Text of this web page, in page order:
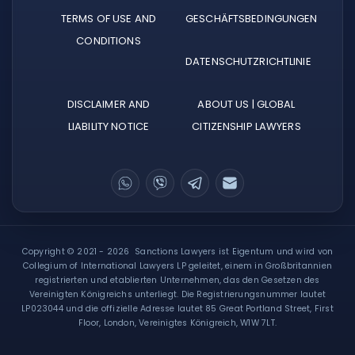
TERMS OF USE AND
CONDITIONS
GESCHÄFTSBEDINGUNGEN
DATENSCHUTZRICHTLINIE
DISCLAIMER AND
LIABILITY NOTICE
ABOUT US | GLOBAL
CITIZENSHIP LAWYERS
Copyright © 2021 - 2026 Sanctions Lawyers ist Eigentum und wird von
Collegium of International Lawyers LP geleitet, einem in Großbritannien
registrierten und etablierten Unternehmen, das den Gesetzen des
Vereinigten Königreichs unterliegt. Die Registrierungsnummer lautet
LP023044 und die offizielle Adresse lautet 85 Great Portland Street, First
Floor, London, Vereinigtes Königreich, W1W 7LT.